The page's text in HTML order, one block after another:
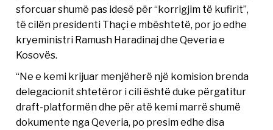
sforcuar shumë pas idesë për “korrigjim të kufirit”,
të cilën presidenti Thaçi e mbështetë, por jo edhe
kryeministri Ramush Haradinaj dhe Qeveria e
Kosovës.
“Ne e kemi krijuar menjëherë një komision brenda
delegacionit shtetëror i cili është duke përgatitur
draft-platformën dhe për atë kemi marrë shumë
dokumente nga Qeveria, po presim edhe disa